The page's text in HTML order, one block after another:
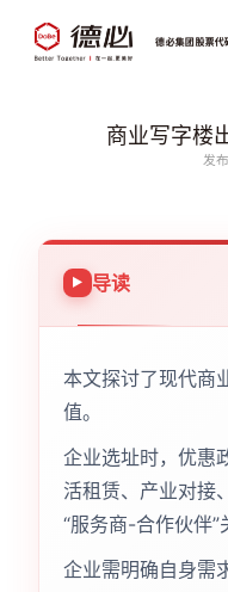
商业写字楼
发
导读
本文探讨了现代商
值。
企业选址时，优惠
活租赁、产业对接
“服务商-合作伙伴”
企业需明确自身需